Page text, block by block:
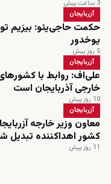
3 ساعت پیش
آزربایجان
حکمت حاجی‌یئو: بیزیم
یوخدور
5 روز پیش
آزربایجان
علی‌اف: روابط با
خارجی آذربایجان است
10 روز پیش
آزربایجان
معاون وزیر خارجه
کشور اهداکننده تبدیل
11 روز پیش